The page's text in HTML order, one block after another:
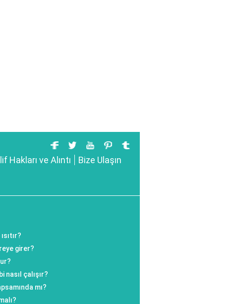
Hakları ve Alıntı Bize Ulaşın
girer?
nasıl çalışır?
mı?